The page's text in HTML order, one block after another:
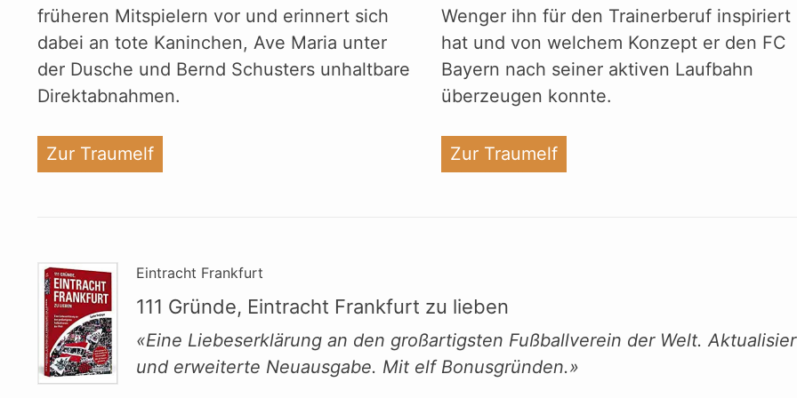
früheren Mitspielern vor und erinnert sich
dabei an tote Kaninchen, Ave Maria unter
der Dusche und Bernd Schusters unhaltbare
Direktabnahmen.
Zur Traumelf"%s"
Wenger ihn für den Trainerberuf inspiriert
hat und von welchem Konzept er den FC
Bayern nach seiner aktiven Laufbahn
überzeugen konnte.
Zur Traumelf"%s"
Eintracht Frankfurt
111 Gründe, Eintracht Frankfurt zu lieben
«Eine Liebeserklärung an den großartigsten Fußballverein der Welt.
und erweiterte Neuausgabe. Mit elf Bonusgründen.»